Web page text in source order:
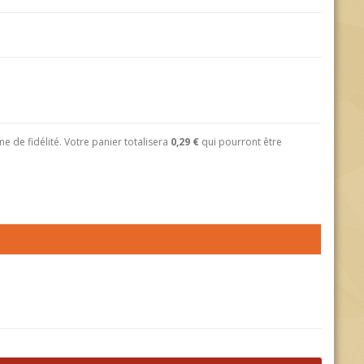
de fidélité. Votre panier totalisera 0,29 € qui pourront être